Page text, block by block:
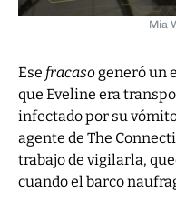
Mia
Ese fracasogeneró un
que Eveline era
infectado por su
agente de The
trabajo de vigilarla,
cuando el barco